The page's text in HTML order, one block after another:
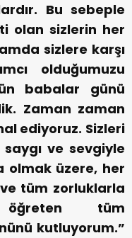
Bu sebeple
olan sizlerin her
sizlere karşı
olduğumuzu
babalar günü
Zaman zaman
ediyoruz. Sizleri
ve sevgiyle
olmak üzere, her
tüm zorluklarla
tüm
kutluyorum.”